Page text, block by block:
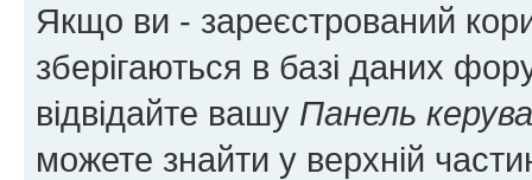
Якщо ви - зареєстрований
зберігаються в базі даних
відвідайте вашу Панель
можете знайти у верхній